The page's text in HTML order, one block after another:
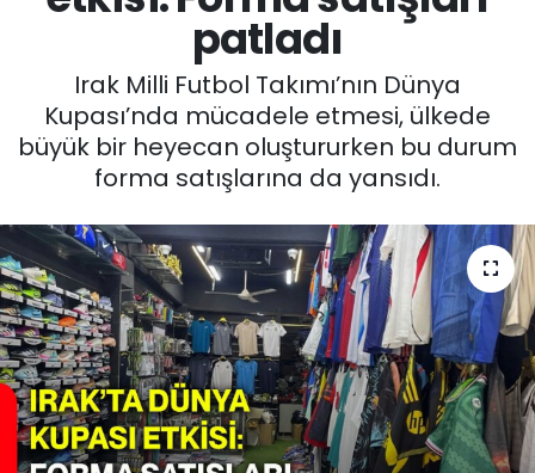
patladı
Irak Milli Futbol Takımı’nın Dünya
Kupası’nda mücadele etmesi, ülkede
büyük bir heyecan oluştururken bu durum
forma satışlarına da yansıdı.
SİYASET
EĞİTİM
SAĞLIK
SPOR
11:11 MANŞET
Süper Lig Puan Durumu ve Fikstür
Tüm Manşetler
Son Dakika Haberleri